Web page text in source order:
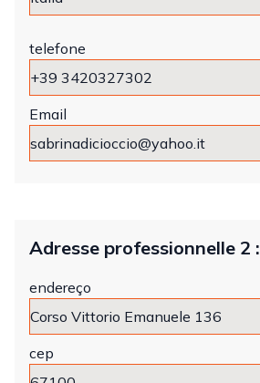
telefone
Email
Adresse professionnelle 2 :
endereço
cep